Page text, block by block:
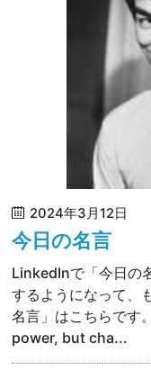
2024年3月12日
今日の名言
LinkedInで「今日の
するようになって
名言」はこちらで
power, but cha...